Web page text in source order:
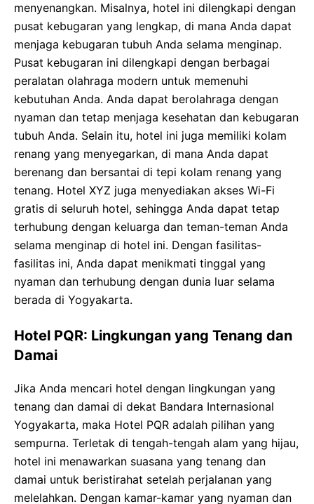
menyenangkan. Misalnya, hotel ini dilengkapi dengan
pusat kebugaran yang lengkap, di mana Anda dapat
menjaga kebugaran tubuh Anda selama menginap.
Pusat kebugaran ini dilengkapi dengan berbagai
peralatan olahraga modern untuk memenuhi
kebutuhan Anda. Anda dapat berolahraga dengan
nyaman dan tetap menjaga kesehatan dan kebugaran
tubuh Anda. Selain itu, hotel ini juga memiliki kolam
renang yang menyegarkan, di mana Anda dapat
berenang dan bersantai di tepi kolam renang yang
tenang. Hotel XYZ juga menyediakan akses Wi-Fi
gratis di seluruh hotel, sehingga Anda dapat tetap
terhubung dengan keluarga dan teman-teman Anda
selama menginap di hotel ini. Dengan fasilitas-
fasilitas ini, Anda dapat menikmati tinggal yang
nyaman dan terhubung dengan dunia luar selama
berada di Yogyakarta.
Hotel PQR: Lingkungan yang Tenang dan
Damai
Jika Anda mencari hotel dengan lingkungan yang
tenang dan damai di dekat Bandara Internasional
Yogyakarta, maka Hotel PQR adalah pilihan yang
sempurna. Terletak di tengah-tengah alam yang hijau,
hotel ini menawarkan suasana yang tenang dan
damai untuk beristirahat setelah perjalanan yang
melelahkan. Dengan kamar-kamar yang nyaman dan